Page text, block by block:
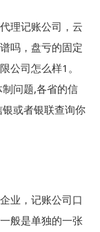
理记账公司，云
吗，盘亏的固定
公司怎么样1。
问题,各省的信
或者银联查询你
业，记账公司口
般是单独的一张